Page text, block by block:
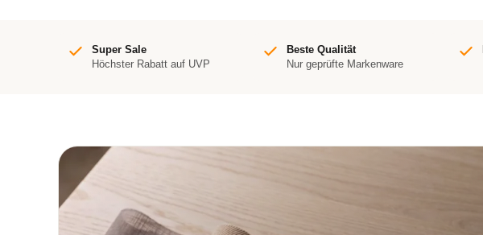
Super Sale
Höchster Rabatt auf UVP
Beste Qualität
Nur geprüfte Markenware